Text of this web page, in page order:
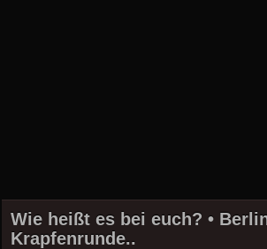
Wie heißt es bei euch? •
Krapfenrunde..